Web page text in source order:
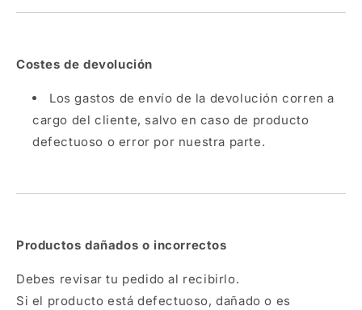
Costes de devolución
Los gastos de envío de la devolución corren a
cargo del cliente, salvo en caso de producto
defectuoso o error por nuestra parte.
Productos dañados o incorrectos
Debes revisar tu pedido al recibirlo.
Si el producto está defectuoso, dañado o es